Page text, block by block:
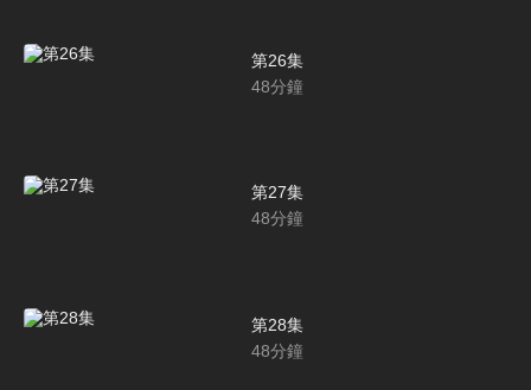
第26集
48分鐘
第27集
48分鐘
第28集
48分鐘